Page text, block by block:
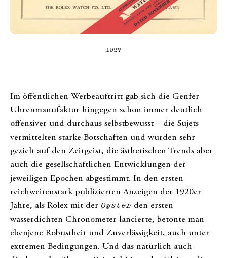
1927
Im öffentlichen Werbeauftritt gab sich die Genfer
Uhrenmanufaktur hingegen schon immer deutlich
offensiver und durchaus selbstbewusst – die Sujets
vermittelten starke Botschaften und wurden sehr
gezielt auf den Zeitgeist, die ästhetischen Trends aber
auch die gesellschaftlichen Entwicklungen der
jeweiligen Epochen abgestimmt. In den ersten
reichweitenstark publizierten Anzeigen der 1920er
Jahre, als Rolex mit der Oyster den ersten
wasserdichten Chronometer lancierte, betonte man
ebenjene Robustheit und Zuverlässigkeit, auch unter
extremen Bedingungen. Und das natürlich auch